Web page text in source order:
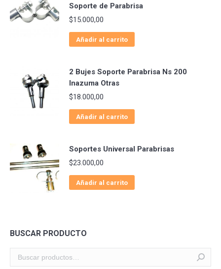
Soporte de Parabrisa
$15.000,00
Añadir al carrito
2 Bujes Soporte Parabrisa Ns 200
Inazuma Otras
$18.000,00
Añadir al carrito
Soportes Universal Parabrisas
$23.000,00
Añadir al carrito
BUSCAR PRODUCTO